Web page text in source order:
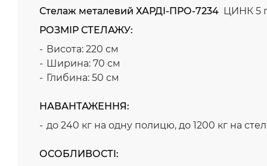
Стелаж металевий ХАРДІ-ПРО-7234 ЦИНК 5
РОЗМІР СТЕЛАЖУ:
Висота: 220 см
Ширина: 70 см
Глибина: 50 см
НАВАНТАЖЕННЯ:
до 240 кг на одну полицю, до 1200 кг на
ОСОБЛИВОСТІ: